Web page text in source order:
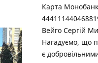
Карта
Вейго Сергій
Нагадуємо, що
є